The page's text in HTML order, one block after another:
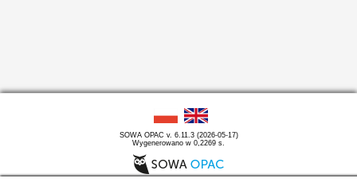
SOWA OPAC v. 6.11.3 (2026-05-17)
Wygenerowano w 0,2269 s.